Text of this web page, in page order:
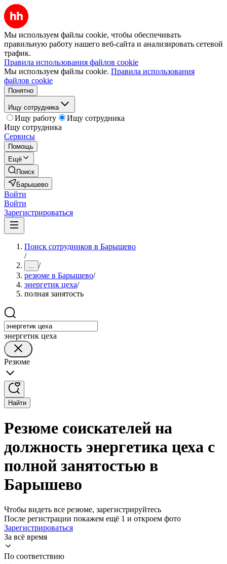
Мы используем файлы cookie, чтобы обеспечивать
правильную работу нашего веб-сайта и анализировать сетевой
трафик.
Правила использования файлов cookie
Мы используем файлы cookie. Правила использования
файлов cookie
Понятно
Ищу сотрудника
Ищу работу
Ищу сотрудника
Ищу сотрудника
Сервисы
Помощь
Ещё
Поиск
Барышево
Войти
Войти
Зарегистрироваться
Поиск сотрудников в Барышево
/
... /
резюме в Барышево/
энергетик цеха/
полная занятость
энергетик цеха
Резюме
Найти
Резюме соискателей на
должность энергетика цеха с
полной занятостью в
Барышево
Чтобы видеть все резюме, зарегистрируйтесь
После регистрации покажем ещё 1 и откроем фото
Зарегистрироваться
За всё время
По соответствию